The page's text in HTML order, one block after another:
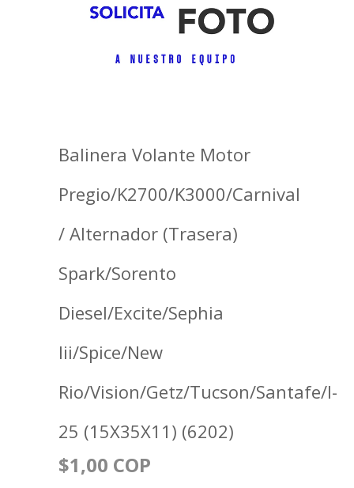
Balinera Volante Motor
Pregio/K2700/K3000/Carnival
/ Alternador (Trasera)
Spark/Sorento
Diesel/Excite/Sephia
Iii/Spice/New
Rio/Vision/Getz/Tucson/Santafe/I-
25 (15X35X11) (6202)
$1,00 COP